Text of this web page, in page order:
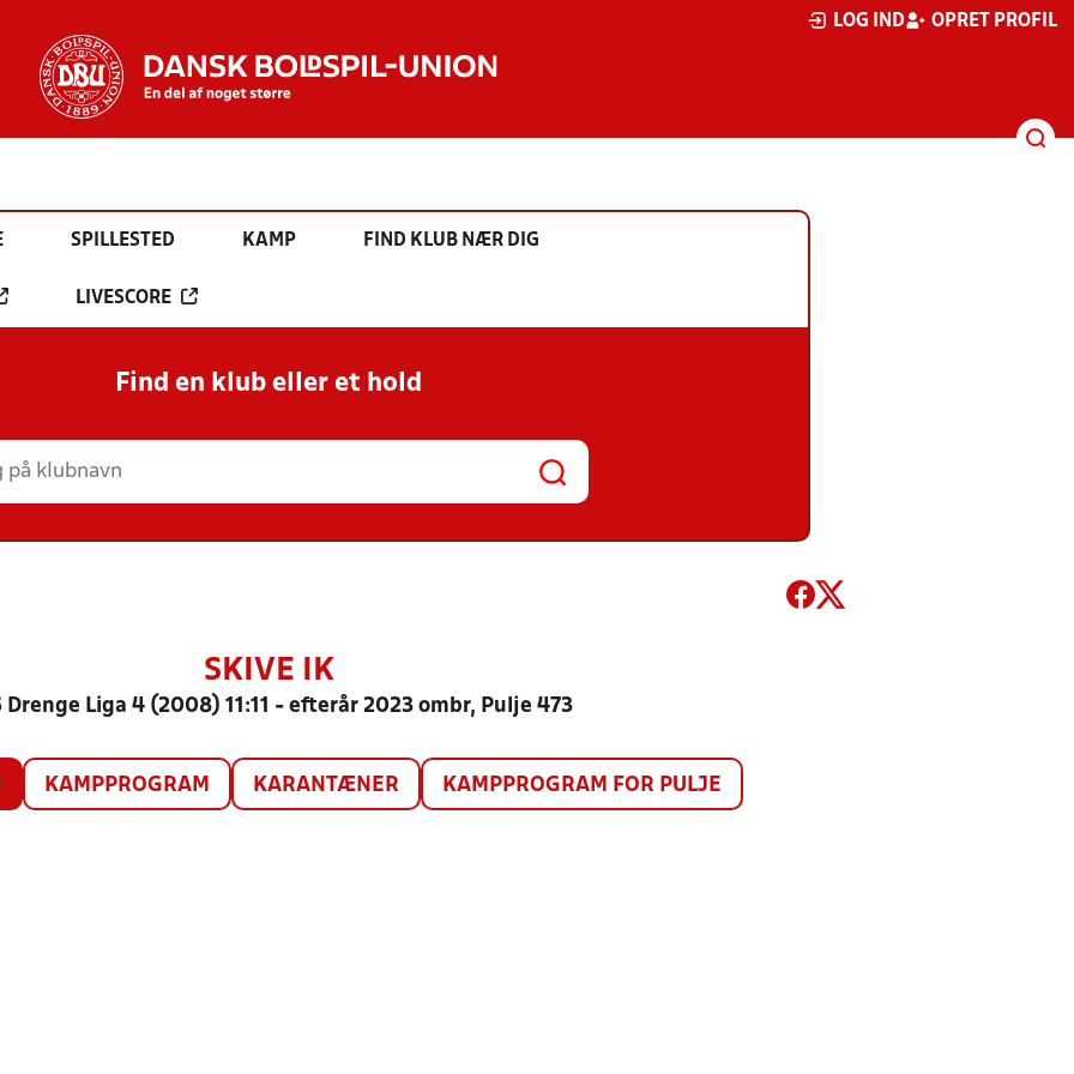
LOG IND OPRET PROFIL
SPILLESTED KAMP FIND KLUB NÆR DIG
LIVESCORE
Find en klub eller et hold
SKIVE IK
Drenge Liga 4 (2008) 11:11 - efterår 2023 ombr, Pulje 473
KAMPPROGRAM KARANTÆNER KAMPPROGRAM FOR PULJE